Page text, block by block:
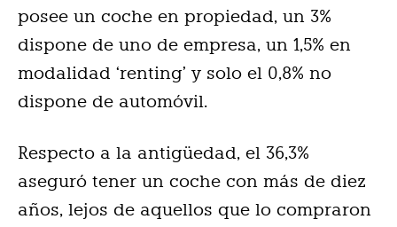
posee un coche en propiedad, un 3%
dispone de uno de empresa, un 1,5% en
modalidad ‘renting’ y solo el 0,8% no
dispone de automóvil.
Respecto a la antigüedad, el 36,3%
aseguró tener un coche con más de diez
años, lejos de aquellos que lo compraron